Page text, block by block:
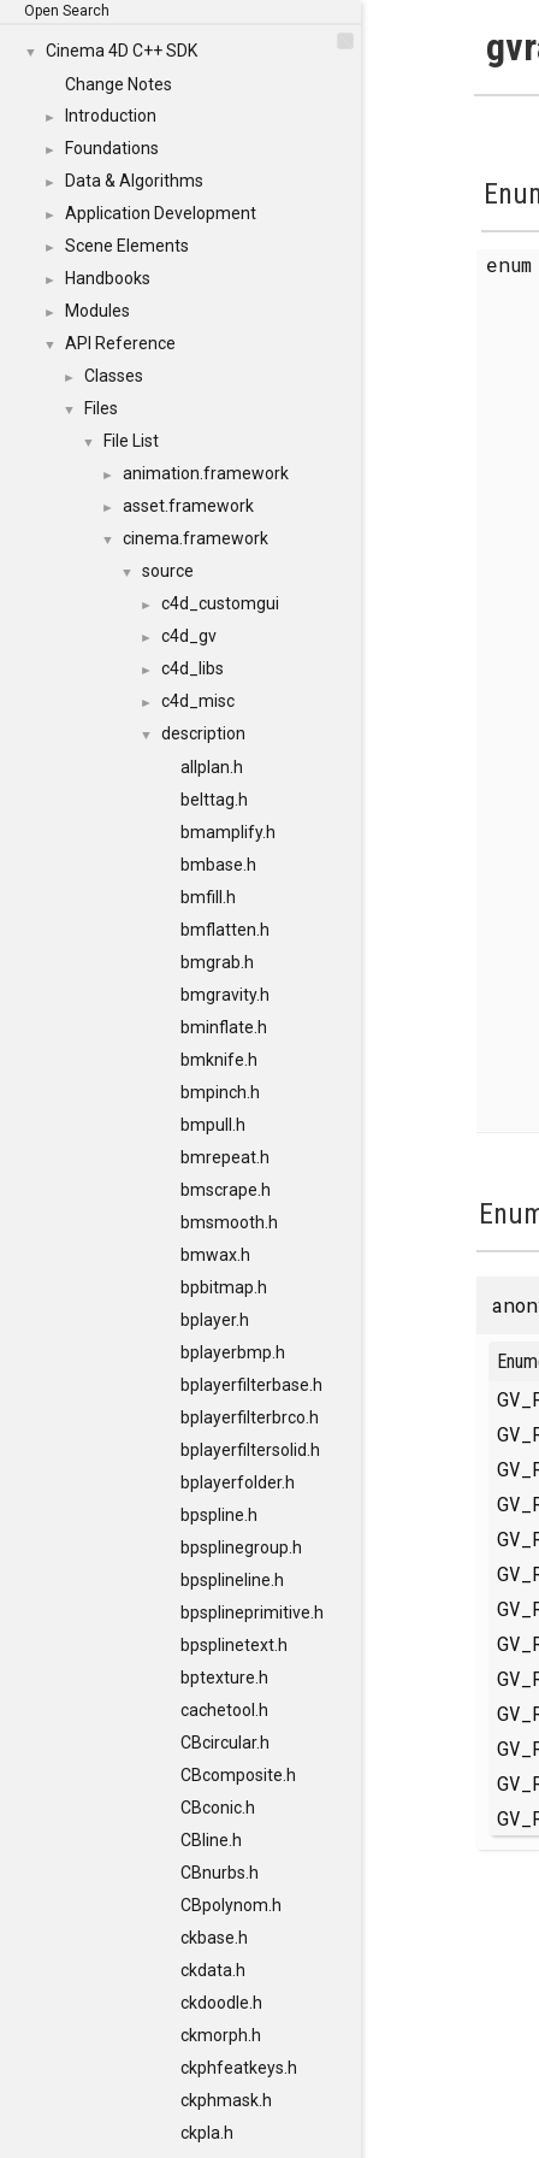
Open Search
▼
Cinema 4D C++ SDK
Change Notes
► Introduction
► Foundations
► Data & Algorithms
► Application Development
► Scene Elements
► Handbooks
► Modules
▼ API Reference
► Classes
▼ Files
▼ File List
► animation.framework
► asset.framework
▼ cinema.framework
▼ source
► c4d_customgui
► c4d_gv
► c4d_libs
► c4d_misc
▼
description
allplan.h
belttag.h
bmamplify.h
bmbase.h
bmfill.h
bmflatten.h
bmgrab.h
bmgravity.h
bminflate.h
bmknife.h
bmpinch.h
bmpull.h
bmrepeat.h
bmscrape.h
bmsmooth.h
bmwax.h
bpbitmap.h
bplayer.h
bplayerbmp.h
bplayerfilterbase.h
bplayerfilterbrco.h
bplayerfiltersolid.h
bplayerfolder.h
bpspline.h
bpsplinegroup.h
bpsplineline.h
bpsplineprimitive.h
bpsplinetext.h
bptexture.h
cachetool.h
CBcircular.h
CBcomposite.h
CBconic.h
CBline.h
CBnurbs.h
CBpolynom.h
ckbase.h
ckdata.h
ckdoodle.h
ckmorph.h
ckphfeatkeys.h
ckphmask.h
ckpla.h